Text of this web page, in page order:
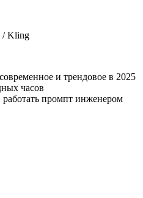
/ Kling
и трендовое в 2025
часов
промпт инженером